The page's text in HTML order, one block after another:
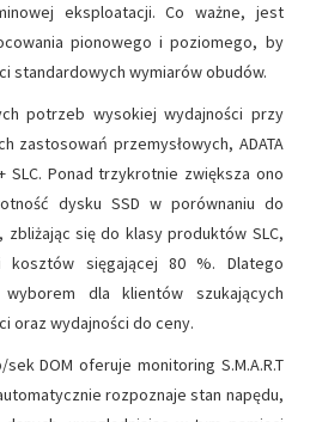
eksploatacji. Co ważne, jest
pionowego i poziomego, by
standardowych wymiarów obudów.
potrzeb wysokiej wydajności przy
zastosowań przemysłowych, ADATA
SLC. Ponad trzykrotnie zwiększa ono
dysku SSD w porównaniu do
zbliżając się do klasy produktów SLC,
kosztów sięgającej 80 %. Dlatego
dla klientów szukających
oraz wydajności do ceny.
sek DOM oferuje monitoring S.M.A.R.T
rozpoznaje stan napędu,